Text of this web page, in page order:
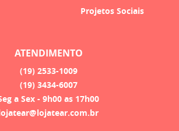
Projetos Sociais
ATENDIMENTO
(19) 2533-1009
(19) 3434-6007
a Sex - 9h00 as 17h00